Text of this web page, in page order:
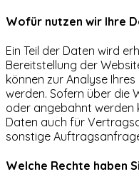
Wofür nutzen wir Ihre
Ein Teil der Daten wird
Bereitstellung der
können zur Analyse
werden. Sofern über die
oder angebahnt werden
Daten auch für
sonstige
Welche Rechte haben